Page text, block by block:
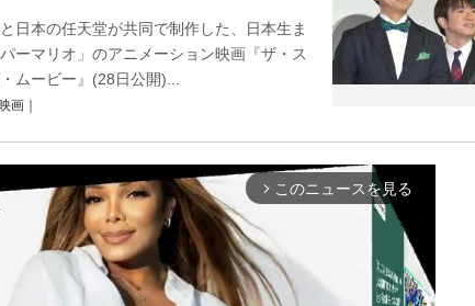
日本の任天堂が共同で制作した、日本生ま
ーマリオ」のアニメーション映画『ザ・ス
ムービー』(28日公開)...
画｜
arrow_forward_ios このニュースを見る